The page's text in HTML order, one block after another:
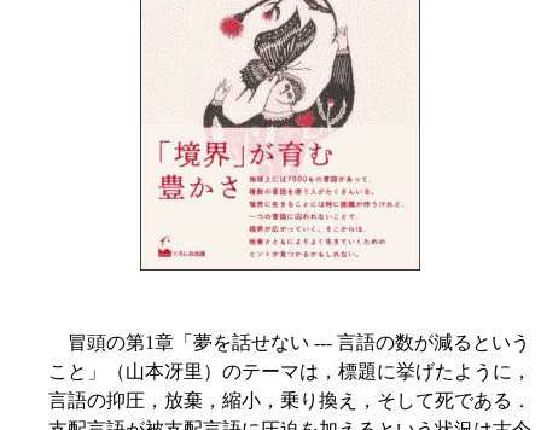
冒頭の第1章「夢を話せない --- 言語の数が減るという
こと」（山本冴里）のテーマは，標題に挙げたように，
言語の抑圧，放棄，縮小，乗り換え，そして死である．